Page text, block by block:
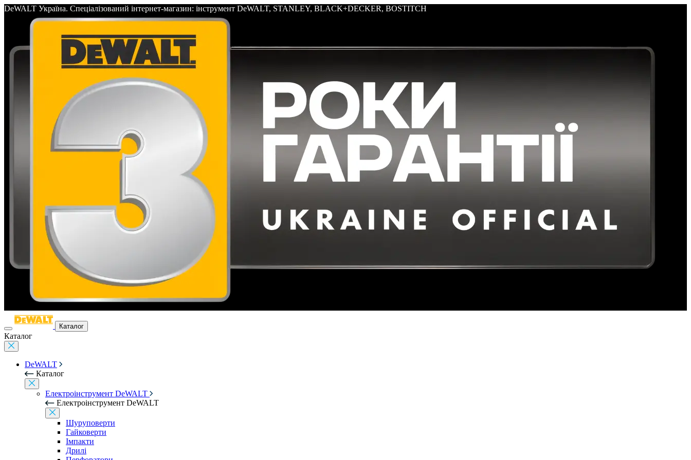
DeWALT Україна. Спеціалізований інтернет-магазин: інструмент DeWALT, STANLEY, BLACK+DECKER, BOSTITCH
Каталог
Каталог
DeWALT
Каталог
Електроінструмент DeWALT
Електроінструмент DeWALT
Шуруповерти
Гайковерти
Імпакти
Дрилі